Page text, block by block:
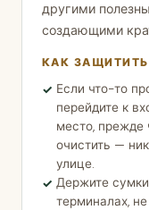
другими
создающими
КАК ЗАЩИТИТЬ
Если что-то
перейдите к
место, прежде
очистить —
улице.
Держите сумки
терминалах,